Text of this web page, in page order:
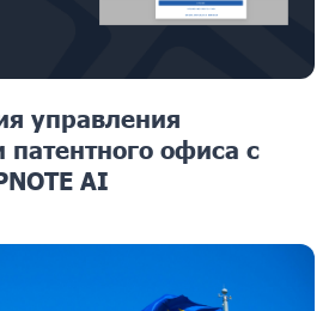
управления
патентного офиса с
AI